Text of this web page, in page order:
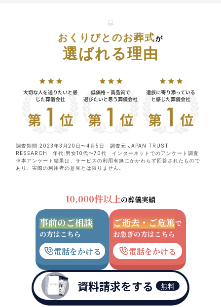
おくりびとのお葬式が
選ばれる理由
調査期間:2023年3月20日〜4月5日 調査元:JAPAN TRUST
RESEARCH 年代:男女10代〜70代 インターネットでのアンケート調査
※本アンケート結果は、サービスの利用有無にかかわらず回答されたもので
あり、実際の利用者の意見とは限りません。
10,000件以上の葬儀実績
事前のご相談
の方はこちら
電話をかける
ご逝去・ご危篤で
お急ぎの方はこちら
電話をかける
資料請求をする 無料